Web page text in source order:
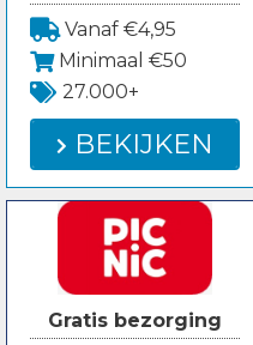
Vanaf €4,95
Minimaal €50
27.000+
BEKIJKEN
Gratis bezorging